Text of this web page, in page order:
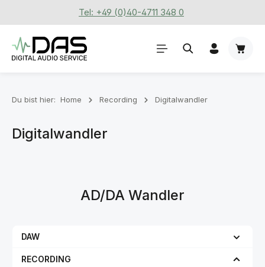
Zum Hauptinhalt springenTel: +49 (0)40-4711 348 0
Du bist hier: Home Recording Digitalwandler
Digitalwandler
AD/DA Wandler
DAW
RECORDING